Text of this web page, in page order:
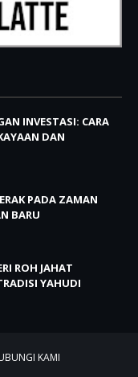
INVESTASI: CARA
DAN
PADA ZAMAN
BARU
ROH JAHAT
YAHUDI
KAMI